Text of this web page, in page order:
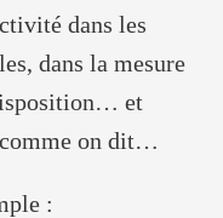
dans les
dans la mesure
et
comme on dit…
: